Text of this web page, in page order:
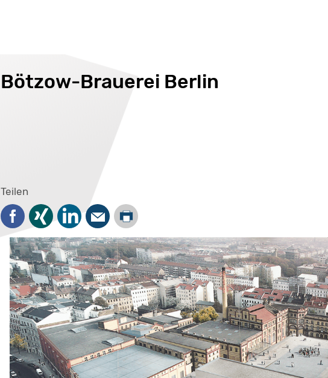
Bötzow-Brauerei Berlin
Teilen
Facebook
Xing LinkedInMail Drucken